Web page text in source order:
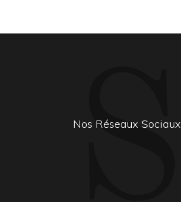
Nos Réseaux Sociaux